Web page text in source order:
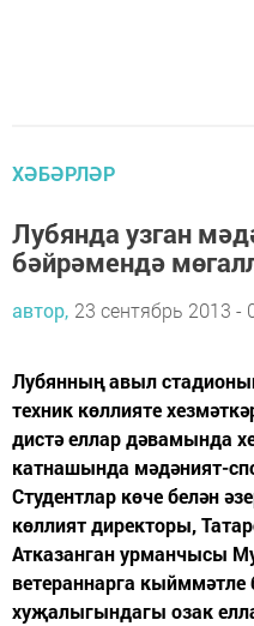
ХӘБӘРЛӘР
Лубянда узган
бәйрәмендә
автор, 23 сентябрь 2013 -
Лубянның авыл
техник көллияте
дистә еллар дәвамында
катнашында мәдәният-
Студентлар көче белән
көллият директоры,
Атказанган урманчысы
ветераннарга
хуҗалыгындагы озак